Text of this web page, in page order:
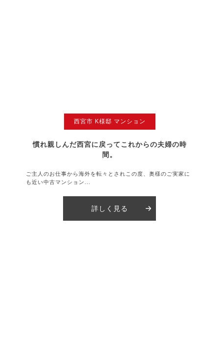
西宮市 K様邸 マンション
慣れ親しんだ西宮に戻ってこれからの夫婦の時
間。
ご主人のお仕事から海外を転々とされこの度、奥様のご実家に
も近い中古マンション...
詳しく見る